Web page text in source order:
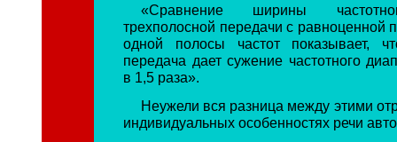
«Сравнение ширины
трехполосной передачи с равноценной
одной полосы частот показывает,
передача дает сужение частотного
в 1,5 раза».
Неужели вся разница между этими
индивидуальных особенностях речи